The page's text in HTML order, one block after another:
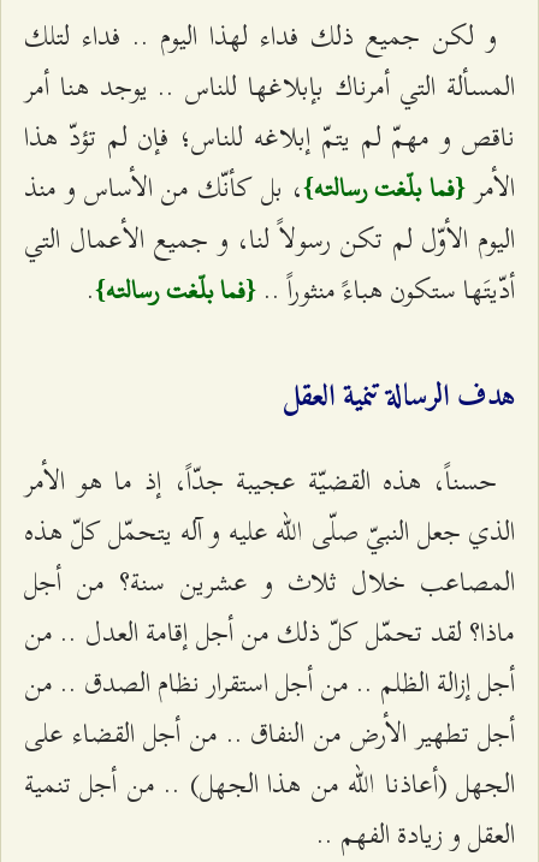
و لكن جميع ذلك فداء لهذا اليوم .. فداء لتلك
المسألة التي أمرناك بإبلاغها للناس .. يوجد هنا أمر
ناقص و مهمّ لم يتمّ إبلاغه للناس؛ فإن لم تؤدّ هذا
الأمر {فما بلّغت رسالته}، بل كأنّك من الأساس و منذ
اليوم الأوّل لم تكن رسولاً لنا، و جميع الأعمال التي
أدّيتَها ستكون هباءً منثوراً .. {فما بلّغت رسالته}.
هدف الرسالة تنمية العقل
حسناً، هذه القضيّة عجيبة جدّاً، إذ ما هو الأمر
الذي جعل النبيّ صلّى الله عليه و آله يتحمّل كلّ هذه
المصاعب خلال ثلاث و عشرين سنة؟ من أجل
ماذا؟ لقد تحمّل كلّ ذلك من أجل إقامة العدل .. من
أجل إزالة الظلم .. من أجل استقرار نظام الصدق .. من
أجل تطهير الأرض من النفاق .. من أجل القضاء على
الجهل (أعاذنا الله من هذا الجهل) .. من أجل تنمية
العقل و زيادة الفهم ..